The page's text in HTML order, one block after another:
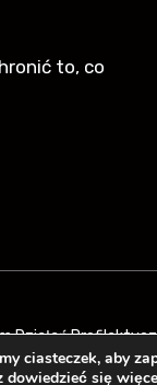
to, co
Działań
ciasteczek, aby
dowiedzieć się